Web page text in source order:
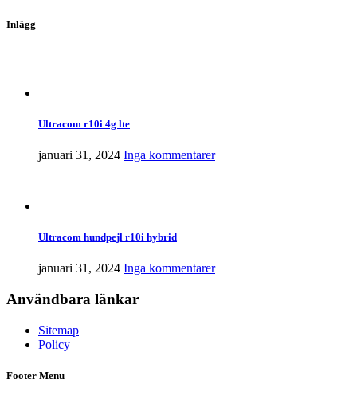
Inlägg
Ultracom r10i 4g lte
januari 31, 2024 Inga kommentarer
Ultracom hundpejl r10i hybrid
januari 31, 2024 Inga kommentarer
Användbara länkar
Sitemap
Policy
Footer Menu